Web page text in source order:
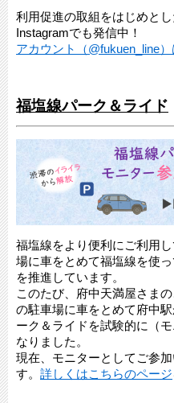
利用促進の取組をはじめと
Instagramでも発信中！
アカウント（@fukuen_line
福塩線パーク＆ライド
福塩線をより便利にご利用
場に車をとめて福塩線を使
を推進しています。
このたび、府中天満屋さま
の駐車場に車をとめて府中
ーク＆ライドを試験的に（
なりました。
現在、モニターとしてご参
す。 詳しくはこちらのページ